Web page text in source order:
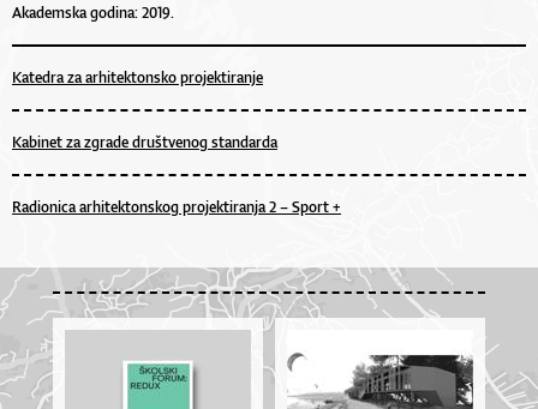
Akademska godina: 2019.
Katedra za arhitektonsko projektiranje
Kabinet za zgrade društvenog standarda
Radionica arhitektonskog projektiranja 2 – Sport +